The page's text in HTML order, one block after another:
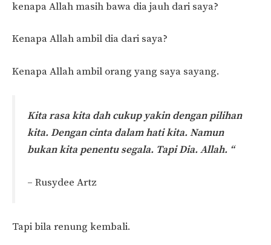
kenapa Allah masih bawa dia jauh dari saya?
Kenapa Allah ambil dia dari saya?
Kenapa Allah ambil orang yang saya sayang.
Kita rasa kita dah cukup yakin dengan pilihan
kita. Dengan cinta dalam hati kita. Namun
bukan kita penentu segala. Tapi Dia. Allah. “
– Rusydee Artz
Tapi bila renung kembali.